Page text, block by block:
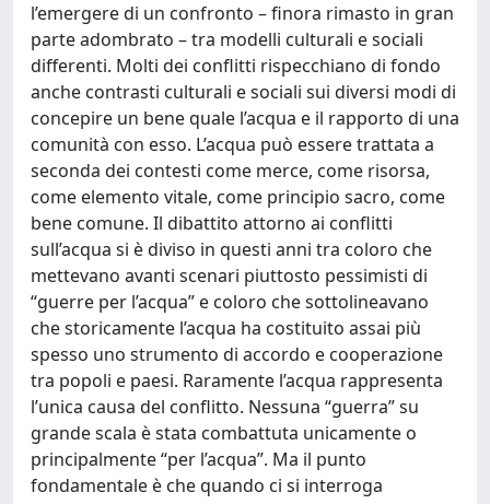
l’emergere di un confronto – finora rimasto in gran
parte adombrato – tra modelli culturali e sociali
differenti. Molti dei conflitti rispecchiano di fondo
anche contrasti culturali e sociali sui diversi modi di
concepire un bene quale l’acqua e il rapporto di una
comunità con esso. L’acqua può essere trattata a
seconda dei contesti come merce, come risorsa,
come elemento vitale, come principio sacro, come
bene comune. Il dibattito attorno ai conflitti
sull’acqua si è diviso in questi anni tra coloro che
mettevano avanti scenari piuttosto pessimisti di
“guerre per l’acqua” e coloro che sottolineavano
che storicamente l’acqua ha costituito assai più
spesso uno strumento di accordo e cooperazione
tra popoli e paesi. Raramente l’acqua rappresenta
l’unica causa del conflitto. Nessuna “guerra” su
grande scala è stata combattuta unicamente o
principalmente “per l’acqua”. Ma il punto
fondamentale è che quando ci si interroga